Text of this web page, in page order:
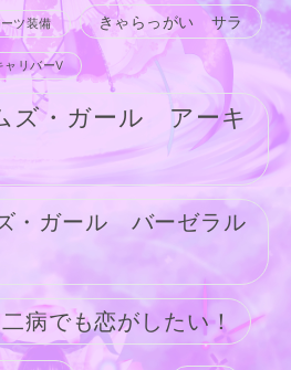
ツ装備 きゃらっがい サラ
ャリバーV
ズ・ガール アーキ
・ガール バーゼラル
病でも恋がしたい！